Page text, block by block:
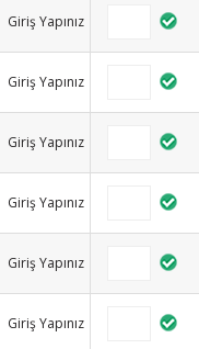
Giriş Yapınız
Giriş Yapınız
Giriş Yapınız
Giriş Yapınız
Giriş Yapınız
Giriş Yapınız